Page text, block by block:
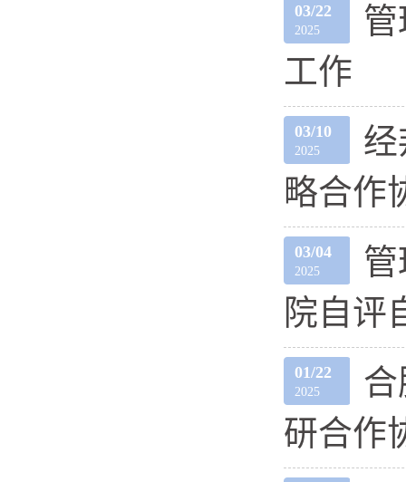
03/22
2025
工作
03/10
2025
略合作
03/04
2025
管
院自评
01/22
2025
研合作